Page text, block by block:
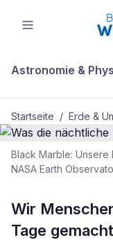
Astronomie &
Startseite / Erde &
ERDE & UMWELT
verrät
Black Marble: Unsere
NASA Earth
Wir
Tage